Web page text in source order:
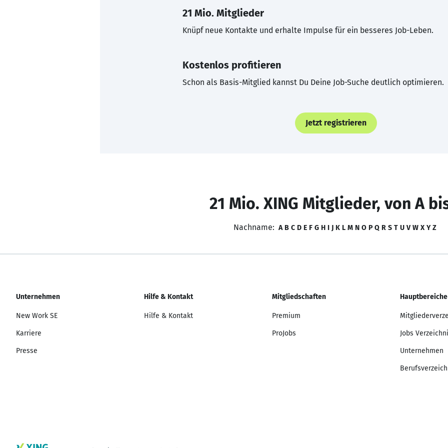
21 Mio. Mitglieder
Knüpf neue Kontakte und erhalte Impulse für ein besseres Job-Leben.
Kostenlos profitieren
Schon als Basis-Mitglied kannst Du Deine Job-Suche deutlich optimieren.
Jetzt registrieren
21 Mio. XING Mitglieder, von A
Nachname: A B C D E F G H I J K L M N O P Q R S T U V W X Y Z
Unternehmen
New Work SE
Karriere
Presse
Hilfe & Kontakt
Hilfe & Kontakt
Mitgliedschaften
Premium
ProJobs
Hauptbereiche
Jobs
Unternehmen